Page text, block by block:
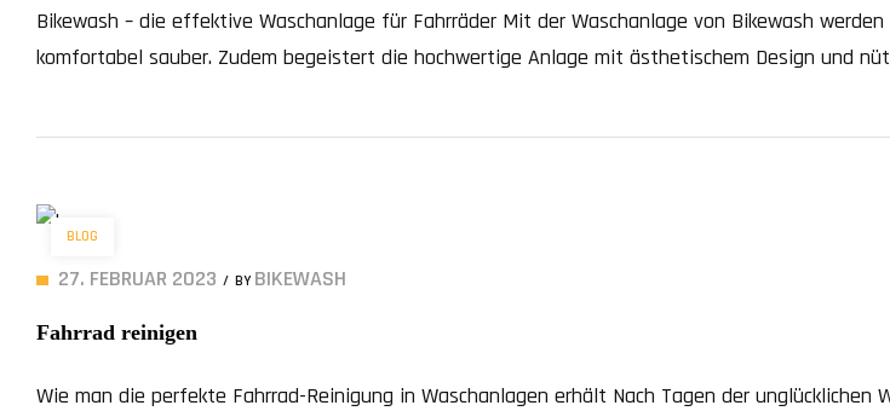
Bikewash – die effektive Waschanlage für Fahrräder Mit der Waschanlage von Bikewash
komfortabel sauber. Zudem begeistert die hochwertige Anlage mit ästhetischem Design und
und Fachgeschäfte Die Bikewash Anlagen sind schon an vielen Orten im Einsatz, […]
BLOG
27. FEBRUAR 2023 BY BIKEWASH
Fahrrad reinigen
Wie man die perfekte Fahrrad-Reinigung in Waschanlagen erhält Nach Tagen der unglücklichen